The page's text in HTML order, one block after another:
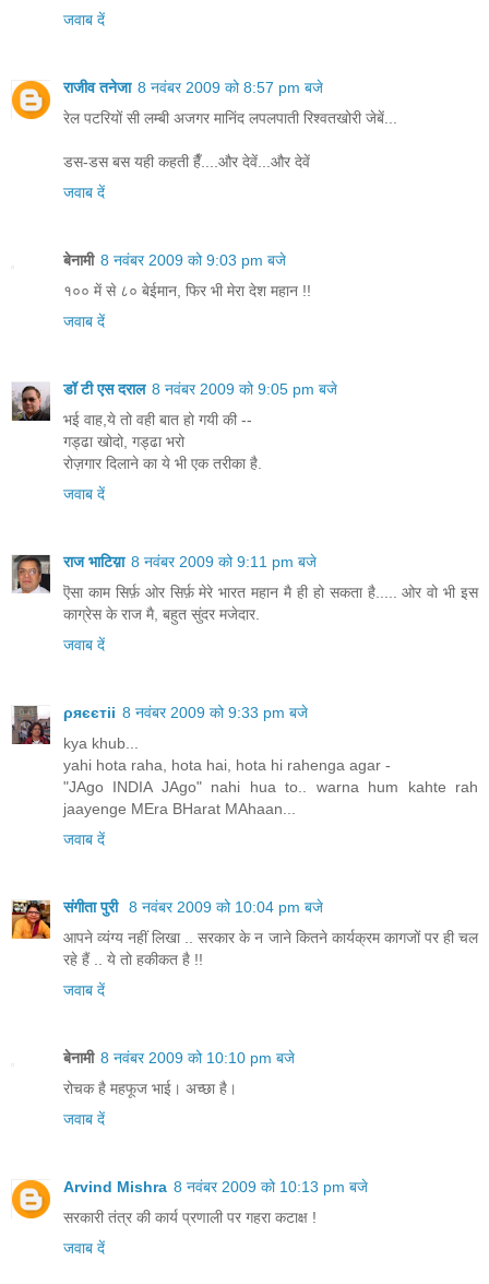
जवाब दें
राजीव तनेजा 8 नवंबर 2009 को 8:57 pm बजे
रेल पटरियों सी लम्बी अजगर मानिंद लपलपाती रिश्वतखोरी जेबें...
डस-डस बस यही कहती हैँ....और देवें...और देवें
जवाब दें
बेनामी 8 नवंबर 2009 को 9:03 pm बजे
१०० में से ८० बेईमान, फिर भी मेरा देश महान !!
जवाब दें
डॉ टी एस दराल 8 नवंबर 2009 को 9:05 pm बजे
भई वाह,ये तो वही बात हो गयी की --
गड्ढा खोदो, गड्ढा भरो
रोज़गार दिलाने का ये भी एक तरीका है.
जवाब दें
राज भाटिय़ा 8 नवंबर 2009 को 9:11 pm बजे
ऎसा काम सिर्फ़ ओर सिर्फ़ मेरे भारत महान मै ही हो सकता है..... ओर वो भी इस
काग्रेस के राज मै, बहुत सुंदर मजेदार.
जवाब दें
ρяєєтii 8 नवंबर 2009 को 9:33 pm बजे
kya khub...
yahi hota raha, hota hai, hota hi rahenga agar -
"JAgo INDIA JAgo" nahi hua to.. warna hum kahte rah
jaayenge MEra BHarat MAhaan...
जवाब दें
संगीता पुरी 8 नवंबर 2009 को 10:04 pm बजे
आपने व्‍यंग्‍य नहीं लिखा .. सरकार के न जाने कितने कार्यक्रम कागजों पर ही चल
रहे हैं .. ये तो हकीकत है !!
जवाब दें
बेनामी 8 नवंबर 2009 को 10:10 pm बजे
रोचक है महफूज भाई। अच्छा है।
जवाब दें
Arvind Mishra 8 नवंबर 2009 को 10:13 pm बजे
सरकारी तंत्र की कार्य प्रणाली पर गहरा कटाक्ष !
जवाब दें